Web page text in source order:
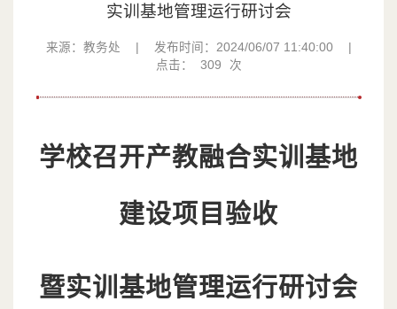
实训基地管理运行研讨会
来源：教务处 发布时间：2024/06/07 11:40:00
点击：
309 次
学校召开产教融合实训基地
建设项目验收
暨实训基地管理运行研讨会